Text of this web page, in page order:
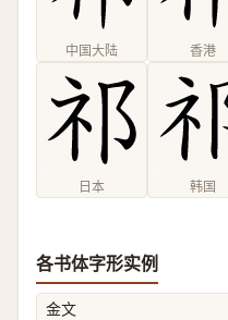
中国大陆 香港
日本 韩国
各书体字形实例
金文